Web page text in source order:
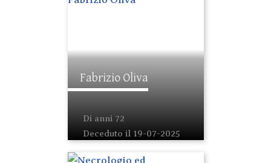
Fabrizio Oliva
Di anni 72
Deceduto il 19-07-2025